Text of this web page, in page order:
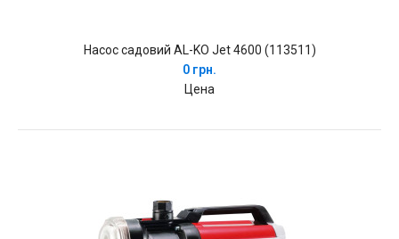
Насос садовий AL-KO Jet 4600 (113511)
0 грн.
Цена